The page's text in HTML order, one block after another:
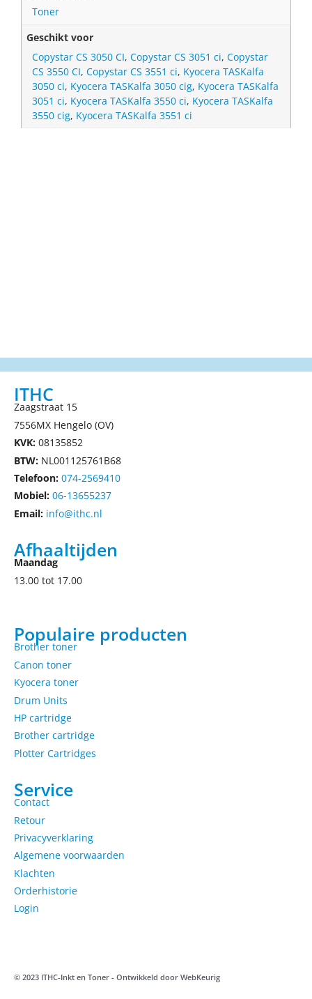
Toner
Geschikt voor
Copystar CS 3050 CI,Copystar CS 3051 ci,Copystar
CS 3550 CI,Copystar CS 3551 ci, Kyocera TASKalfa
3050 ci, Kyocera TASKalfa 3050 cig, Kyocera TASKalfa
3051 ci, Kyocera TASKalfa 3550 ci, Kyocera TASKalfa
3550 cig, Kyocera TASKalfa 3551 ci
ITHC
Zaagstraat 15
7556MX Hengelo (OV)
KVK: 08135852
BTW: NL001125761B68
Telefoon: 074-2569410
Mobiel: 06-13655237
Email: info@ithc.nl
Afhaaltijden
Maandag
13.00 tot 17.00
Populaire producten
Brother toner
Canon toner
Kyocera toner
Drum Units
HP cartridge
Brother cartridge
Plotter Cartridges
Service
Contact
Retour
Privacyverklaring
Algemene voorwaarden
Klachten
Orderhistorie
Login
© 2023 ITHC-Inkt en Toner - Ontwikkeld door WebKeurig